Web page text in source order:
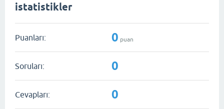
istatistikler
Puanları: 0 puan
Soruları: 0
Cevapları: 0